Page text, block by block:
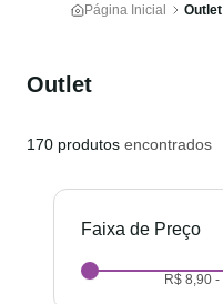
Página Inicial Outlet
Outlet
170 produtos encontrados
Preço
R$ 8,90 -